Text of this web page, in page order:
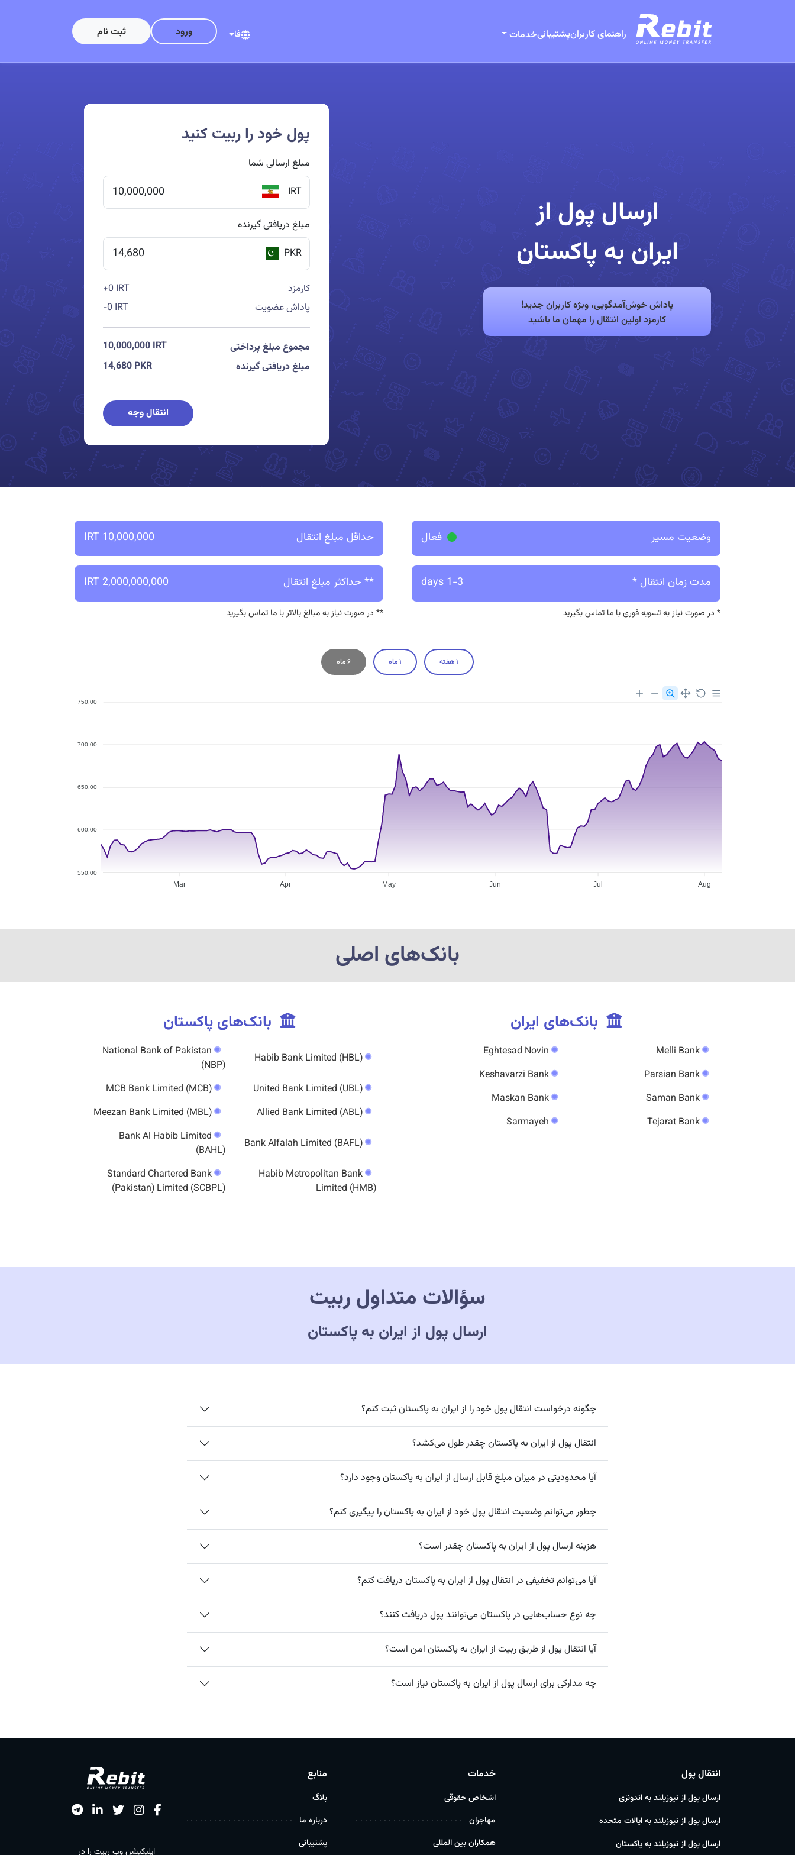
راهنمای کاربرانپشتیبانیخدمات فا ورود ثبت نام
ارسال پول از
ایران به پاکستان
پاداش خوش‌آمدگویی، ویژه کاربران جدید!
کارمزد اولین انتقال را مهمان ما باشید
پول خود را ربیت کنید
مبلغ ارسالی شما
IRT
مبلغ دریافتی گیرنده
PKR
کارمزد
+0 IRT
پاداش عضویت
-0 IRT
مجموع مبلغ پرداختی 10,000,000 IRT
مبلغ دریافتی گیرنده
14,680 PKR
انتقال وجه
وضعیت مسیر فعال حداقل مبلغ انتقال 10,000,000 IRT
مدت زمان انتقال * 1-3 days
* در صورت نیاز به تسویه فوری با ما تماس بگیرید
** حداکثر مبلغ انتقال 2,000,000,000 IRT
** در صورت نیاز به مبالغ بالاتر با ما تماس بگیرید
۱ هفته ۱ ماه ۶ ماه
750.00
700.00
650.00
600.00
550.00
Mar Apr May Jun Jul Aug
بانک‌های اصلی
بانک‌های ایران
Eghtesad Novin
Keshavarzi Bank
Maskan Bank
Sarmayeh
بانک‌های پاکستان
National Bank of Pakistan
(NBP)
MCB Bank Limited (MCB)
Meezan Bank Limited (MBL)
Bank Al Habib Limited
(BAHL)
Habib Metropolitan Bank
Limited (HMB)
Standard Chartered Bank
(Pakistan) Limited (SCBPL)
سؤالات متداول ربیت
ارسال پول از ایران به پاکستان
چگونه درخواست انتقال پول خود را از ایران به پاکستان ثبت کنم؟
انتقال پول از ایران به پاکستان چقدر طول می‌کشد؟
آیا محدودیتی در میزان مبلغ قابل ارسال از ایران به پاکستان وجود دارد؟
چطور می‌توانم وضعیت انتقال پول خود از ایران به پاکستان را پیگیری کنم؟
هزینه ارسال پول از ایران به پاکستان چقدر است؟
آیا می‌توانم تخفیفی در انتقال پول از ایران به پاکستان دریافت کنم؟
چه نوع حساب‌هایی در پاکستان می‌توانند پول دریافت کنند؟
آیا انتقال پول از طریق ربیت از ایران به پاکستان امن است؟
چه مدارکی برای ارسال پول از ایران به پاکستان نیاز است؟
انتقال پول
ارسال پول از نیوزیلند به اندونزی
ارسال پول از نیوزیلند به ایالات متحده
ارسال پول از نیوزیلند به پاکستان
خدمات
اشخاص حقوقی
مهاجران
همکاران بین المللی
منابع
بلاگ
درباره ما
پشتیبانی
اپلیکیشن وب ربیت را در